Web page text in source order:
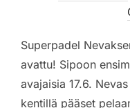
Superpadel
avattu! Sipoon
avajaisia 17.6.
kentillä pääset